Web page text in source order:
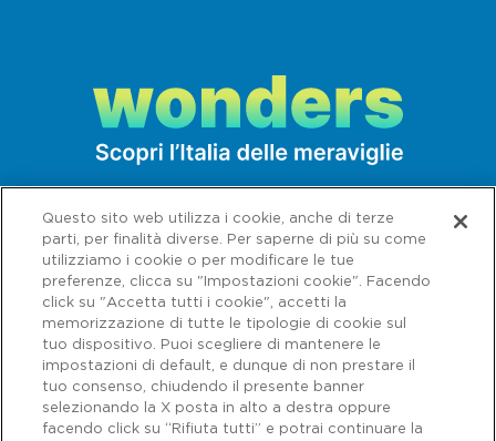
Questo sito web utilizza i cookie, anche di terze
parti, per finalità diverse. Per saperne di più su come
utilizziamo i cookie o per modificare le tue
preferenze, clicca su "Impostazioni cookie". Facendo
click su "Accetta tutti i cookie", accetti la
memorizzazione di tutte le tipologie di cookie sul
tuo dispositivo. Puoi scegliere di mantenere le
impostazioni di default, e dunque di non prestare il
tuo consenso, chiudendo il presente banner
selezionando la X posta in alto a destra oppure
facendo click su “Rifiuta tutti” e potrai continuare la